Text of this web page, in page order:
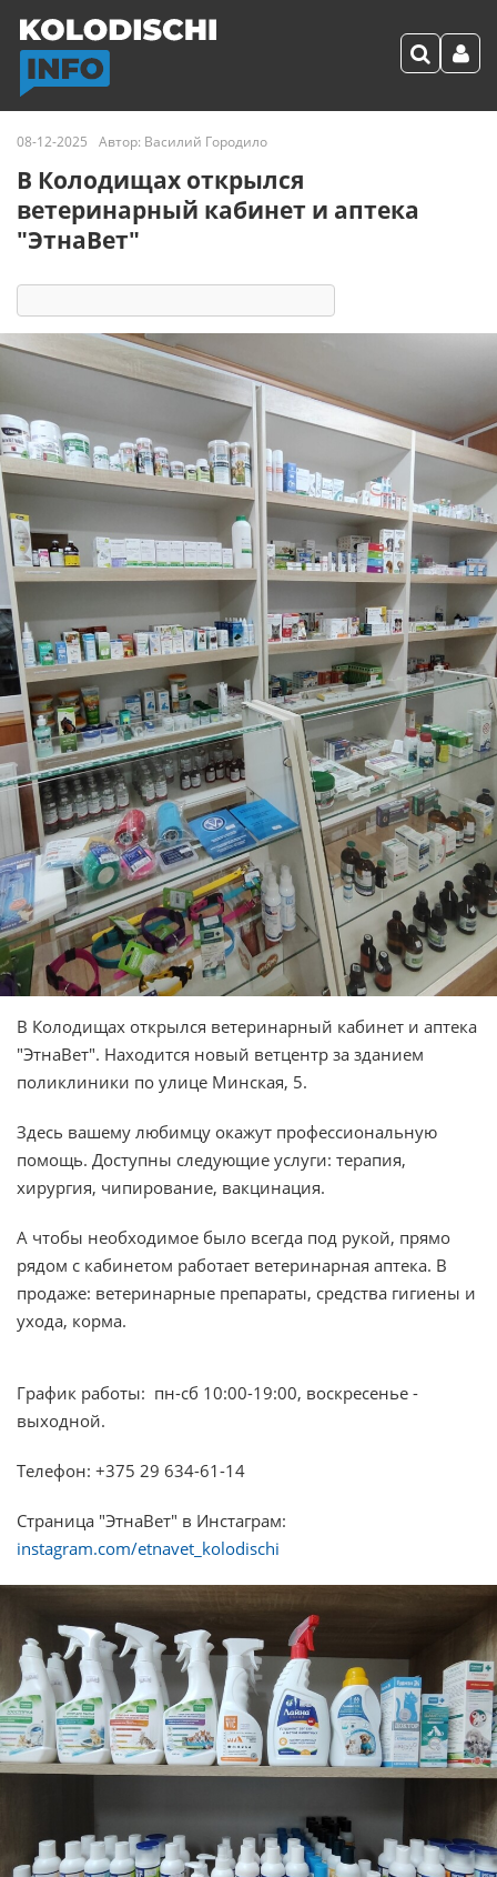
08-12-2025 Автор: Василий Городило
В Колодищах открылся
ветеринарный кабинет и аптека
"ЭтнаВет"
В Колодищах открылся ветеринарный кабинет и аптека
"ЭтнаВет". Находится новый ветцентр за зданием
поликлиники по улице Минская, 5.
Здесь вашему любимцу окажут профессиональную
помощь. Доступны следующие услуги: терапия,
хирургия, чипирование, вакцинация.
А чтобы необходимое было всегда под рукой, прямо
рядом с кабинетом работает ветеринарная аптека. В
продаже: ветеринарные препараты, средства гигиены и
ухода, корма.
График работы: пн-сб 10:00-19:00, воскресенье -
выходной.
Телефон: +375 29 634-61-14
Страница "ЭтнаВет" в Инстаграм:
instagram.com/etnavet_kolodischi